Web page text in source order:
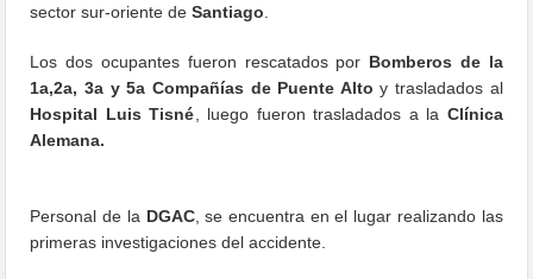
sector sur-oriente deSantiago
Los dos ocupantes fueron rescatados por Bomberos de la
1a,2a, 3a y 5a Compañías de Puente Alto y trasladados al
Hospital Luis Tisné , luego fueron trasladados a la Clínica
Alemana.
Personal de la DGAC, se encuentra en el lugar realizando las
primeras investigaciones del accidente.